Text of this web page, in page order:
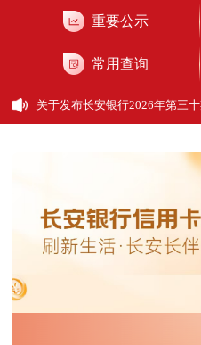
重要公示
常用查询
关于发布长安银行2026年第二
关于发布长安银行2026年第三
关于发布长安银行2026年第三